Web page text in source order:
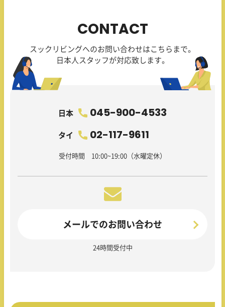
CONTACT
スックリビングへのお問い合わせはこちらまで。
日本人スタッフが対応致します。
日本 045-900-4533
タイ 02-117-9611
受付時間 10:00~19:00（水曜定休）
メールでのお問い合わせ
24時間受付中